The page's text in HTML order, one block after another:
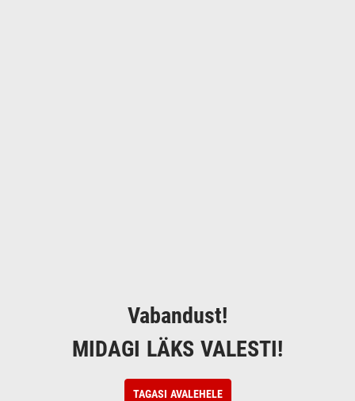
Vabandust!
MIDAGI LÄKS VALESTI!
TAGASI AVALEHELE